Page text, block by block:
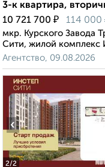
3-к квартира,
10 721 700 ₽ 114 000
мкр. Курского Завода
Сити, жилой комплекс
Агентство, 09.08.2026
2/2
‹